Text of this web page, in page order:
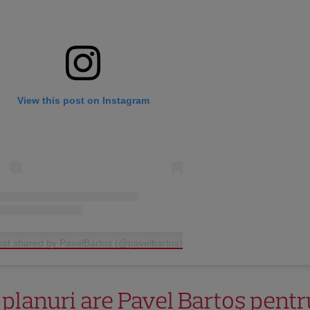
View this post on Instagram
shared by PavelBartos (@pavelbartos)
planuri are Pavel Bartoș